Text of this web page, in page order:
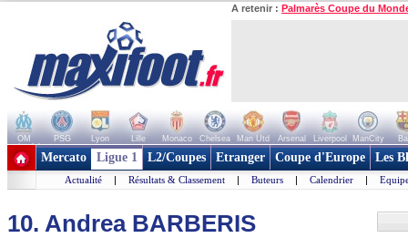
A retenir : Palmarès Coupe du
OM PSG Lyon Lille Monaco Chelsea Man Utd Arsenal Liverpool ManCity
+ de clubs
Mercato Ligue 1 L2/Coupes Etranger Coupe d'Europe Les
Actualité | Résultats & Classement | Buteurs | Calendrier |
10. Andrea BARBERIS